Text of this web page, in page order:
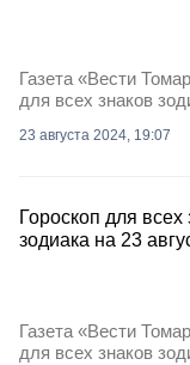
Газета «Вести
для всех знаков
23 августа 2024, 19:07
Гороскоп для всех
зодиака на 23
Газета «Вести
для всех знаков